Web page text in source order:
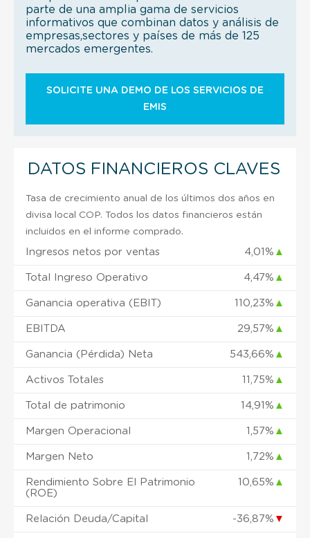
parte de una amplia gama de servicios
informativos que combinan datos y análisis de
empresas,sectores y países de más de 125
mercados emergentes.
SOLICITE UNA DEMO DE LOS SERVICIOS DE
EMIS
DATOS FINANCIEROS CLAVES
Tasa de crecimiento anual de los últimos dos años en
divisa local COP. Todos los datos financieros están
incluidos en el informe comprado.
Ingresos netos por ventas 4,01% ▲
Total Ingreso Operativo 4,47% ▲
Ganancia operativa (EBIT) 110,23% ▲
EBITDA 29,57% ▲
Ganancia (Pérdida) Neta 543,66% ▲
Activos Totales 11,75% ▲
Total de patrimonio 14,91% ▲
Margen Operacional 1,57% ▲
Margen Neto 1,72% ▲
Rendimiento Sobre El Patrimonio
(ROE)
10,65% ▲
Relación Deuda/Capital -36,87% ▼